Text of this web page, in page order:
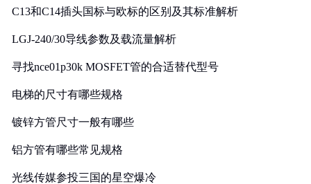
C13和C14插头国标与欧标的区别及其标准解析
LGJ-240/30导线参数及载流量解析
寻找nce01p30k MOSFET管的合适替代型号
电梯的尺寸有哪些规格
镀锌方管尺寸一般有哪些
铝方管有哪些常见规格
光线传媒参投三国的星空爆冷